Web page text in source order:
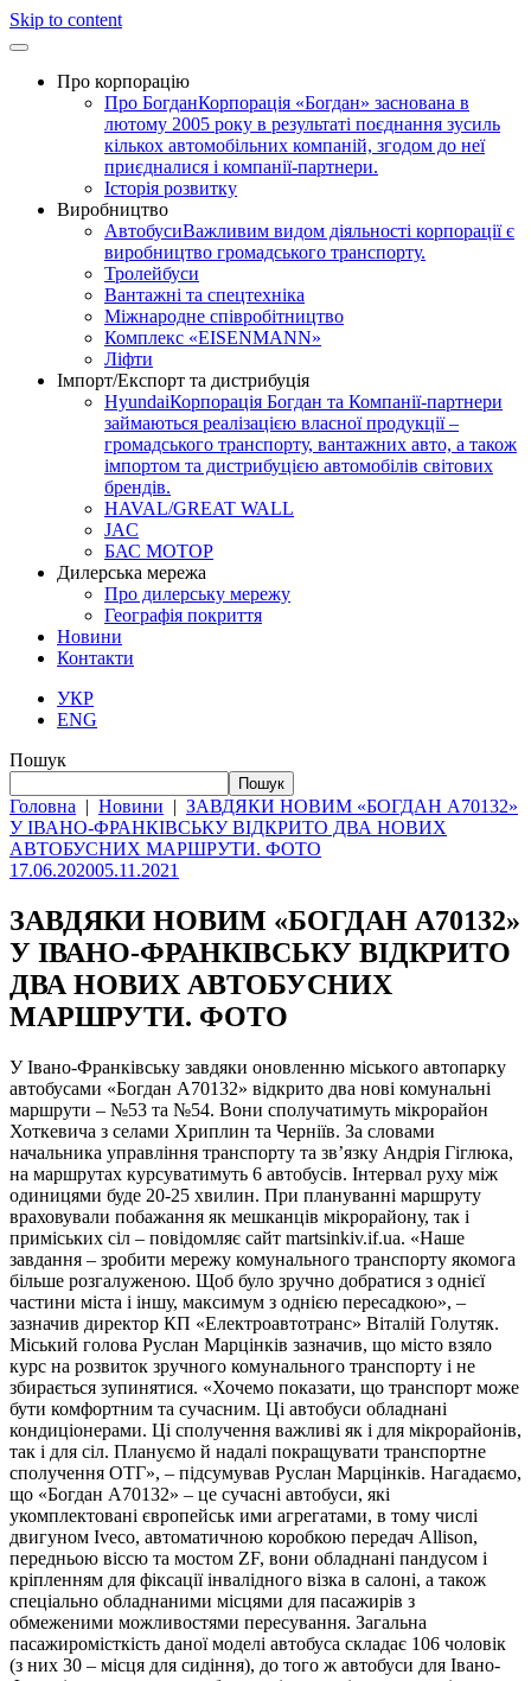
Skip to content
Про корпорацію
Про БогданКорпорація «Богдан» заснована в
лютому 2005 року в результаті поєднання зусиль
кількох автомобільних компаній, згодом до неї
приєдналися і компанії-партнери.
Історія розвитку
Виробництво
АвтобусиВажливим видом діяльності корпорації є
виробництво громадського транспорту.
Тролейбуси
Вантажні та спецтехніка
Міжнародне співробітництво
Комплекс «EISENMANN»
Ліфти
Імпорт/Експорт та дистрибуція
HyundaiКорпорація Богдан та Компанії-партнери
займаються реалізацією власної продукції –
громадського транспорту, вантажних авто, а також
імпортом та дистрибуцією автомобілів світових
брендів.
HAVAL/GREAT WALL
JAC
БАС МОТОР
Дилерська мережа
Про дилерську мережу
Географія покриття
Новини
Контакти
УКР
ENG
Пошук
Пошук
Головна | Новини | ЗАВДЯКИ НОВИМ «БОГДАН А70132»
У ІВАНО-ФРАНКІВСЬКУ ВІДКРИТО ДВА НОВИХ
АВТОБУСНИХ МАРШРУТИ. ФОТО
17.06.202005.11.2021
ЗАВДЯКИ НОВИМ «БОГДАН А70132»
У ІВАНО-ФРАНКІВСЬКУ ВІДКРИТО
ДВА НОВИХ АВТОБУСНИХ
МАРШРУТИ. ФОТО
У Івано-Франківську завдяки оновленню міського автопарку
автобусами «Богдан А70132» відкрито два нові комунальні
маршрути – №53 та №54. Вони сполучатимуть мікрорайон
Хоткевича з селами Хриплин та Черніїв. За словами
начальника управління транспорту та зв’язку Андрія Гіглюка,
на маршрутах курсуватимуть 6 автобусів. Інтервал руху між
одиницями буде 20-25 хвилин. При плануванні маршруту
враховували побажання як мешканців мікрорайону, так і
приміських сіл – повідомляє сайт martsinkiv.if.ua. «Наше
завдання – зробити мережу комунального транспорту якомога
більше розгалуженою. Щоб було зручно добратися з однієї
частини міста і іншу, максимум з однією пересадкою», –
зазначив директор КП «Електроавтотранс» Віталій Голутяк.
Міський голова Руслан Марцінків зазначив, що місто взяло
курс на розвиток зручного комунального транспорту і не
збирається зупинятися. «Хочемо показати, що транспорт може
бути комфортним та сучасним. Ці автобуси обладнані
кондиціонерами. Ці сполучення важливі як і для мікрорайонів,
так і для сіл. Плануємо й надалі покращувати транспортне
сполучення ОТГ», – підсумував Руслан Марцінків. Нагадаємо,
що «Богдан А70132» – це сучасні автобуси, які
укомплектовані європейськ ими агрегатами, в тому числі
двигуном Iveco, автоматичною коробкою передач Allison,
передньою віссю та мостом ZF, вони обладнані пандусом і
кріпленням для фіксації інвалідного візка в салоні, а також
спеціально обладнаними місцями для пасажирів з
обмеженими можливостями пересування. Загальна
пасажиромісткість даної моделі автобуса складає 106 чоловік
(з них 30 – місця для сидіння), до того ж автобуси для Івано-